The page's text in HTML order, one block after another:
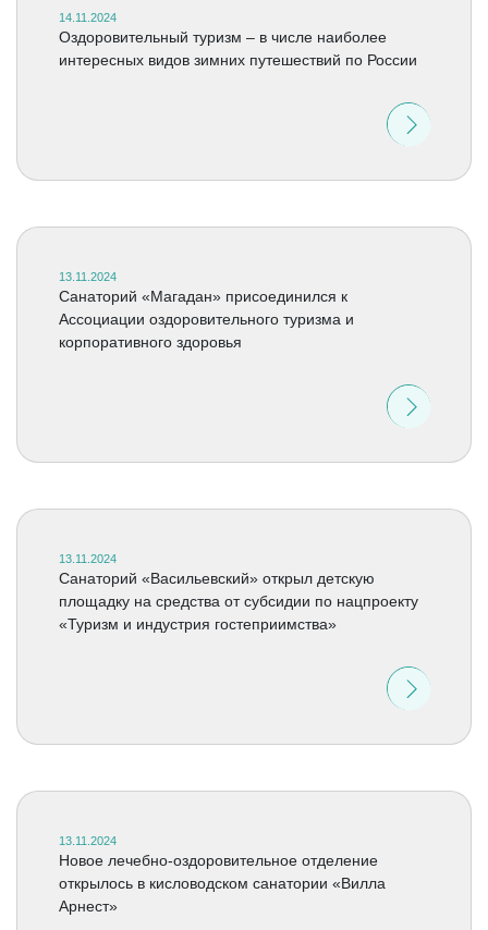
14.11.2024
Оздоровительный туризм – в числе наиболее
интересных видов зимних путешествий по России
13.11.2024
Санаторий «Магадан» присоединился к
Ассоциации оздоровительного туризма и
корпоративного здоровья
13.11.2024
Санаторий «Васильевский» открыл детскую
площадку на средства от субсидии по нацпроекту
«Туризм и индустрия гостеприимства»
13.11.2024
Новое лечебно-оздоровительное отделение
открылось в кисловодском санатории «Вилла
Арнест»